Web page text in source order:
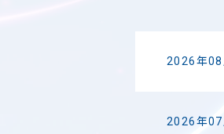
2026年08
2026年07